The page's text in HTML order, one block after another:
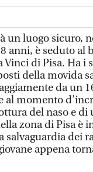
un luogo sicuro,
anni, è seduto al
di Pisa. Ha i
della movida
da un
al momento
del naso e
zona di Pisa è
salvaguardia dei
appena